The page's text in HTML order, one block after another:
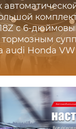
с 6-
audi Honda